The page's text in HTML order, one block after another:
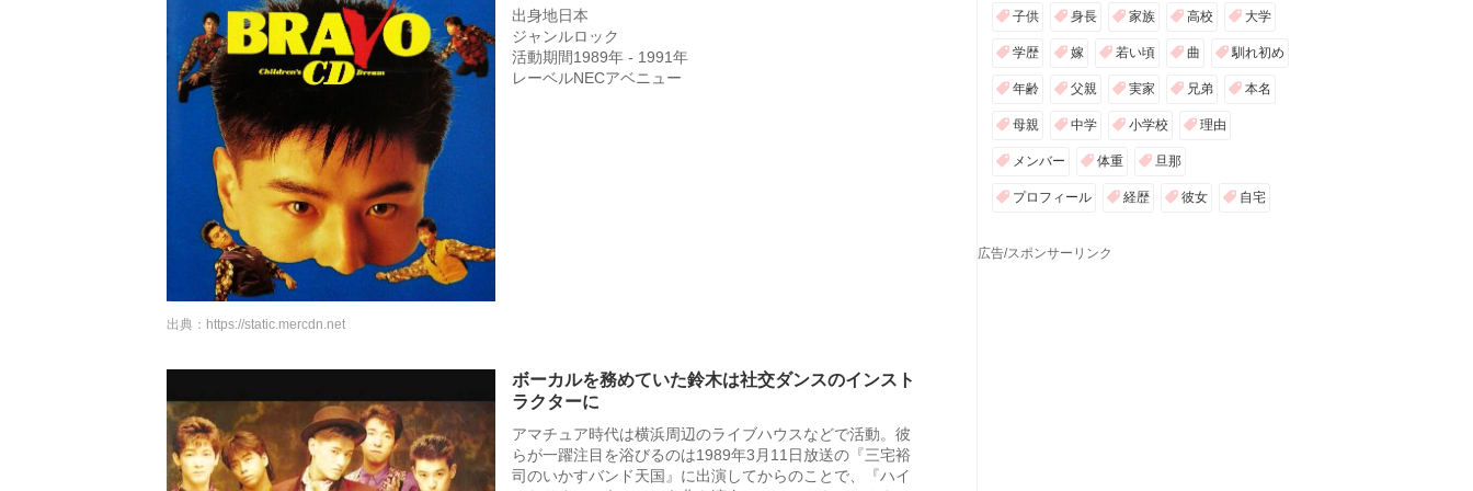
出身地日本
ジャンルロック
活動期間1989年 - 1991年
レーベルNECアベニュー
出典： https://static.mercdn.net
ボーカルを務めていた鈴木は社交ダンスのインスト
ラクターに
アマチュア時代は横浜周辺のライブハウスなどで活動。彼
らが一躍注目を浴びるのは1989年3月11日放送の『三宅裕
司のいかすバンド天国』に出演してからのことで、『ハイ
子供 身長 家族 高校 大学
学歴 嫁 若い頃 曲 馴れ初め
年齢 父親 実家 兄弟 本名
母親 中学 小学校 理由
メンバー 体重 旦那
プロフィール 経歴 彼女 自宅
広告/スポンサーリンク